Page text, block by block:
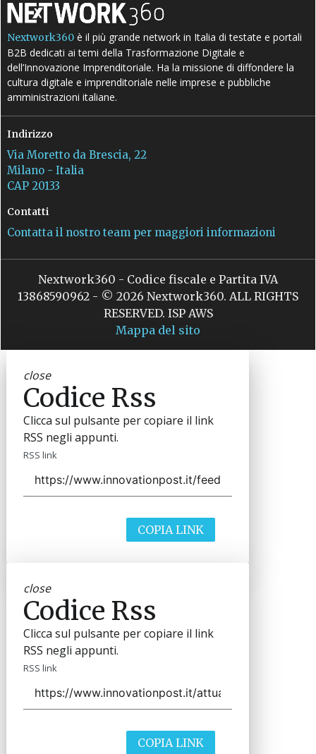
Nextwork360 è il più grande network in Italia di testate e portali
B2B dedicati ai temi della Trasformazione Digitale e
dell’Innovazione Imprenditoriale. Ha la missione di diffondere la
cultura digitale e imprenditoriale nelle imprese e pubbliche
amministrazioni italiane.
Indirizzo
Via Moretto da Brescia, 22
Milano - Italia
CAP 20133
Contatti
Contatta il nostro team per maggiori informazioni
Nextwork360 - Codice fiscale e Partita IVA
13868590962 - © 2026 Nextwork360. ALL RIGHTS
RESERVED. ISP AWS
Mappa del sito
close
Codice Rss
Clicca sul pulsante per copiare il link
RSS negli appunti.
RSS link
COPIA LINK
close
Codice Rss
Clicca sul pulsante per copiare il link
RSS negli appunti.
RSS link
COPIA LINK